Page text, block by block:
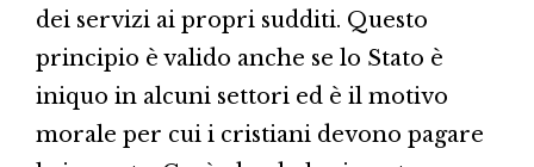
dei servizi ai propri sudditi. Questo
principio è valido anche se lo Stato è
iniquo in alcuni settori ed è il motivo
morale per cui i cristiani devono pagare